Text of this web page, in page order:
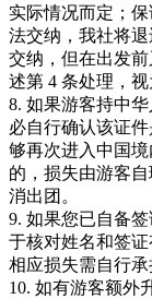
实际情况而定；
法交纳，我社将
交纳，但在出发
述第 4 条处理，视
8. 如果游客持中
必自行确认该证
够再次进入中国
的，损失由游客
消出团。
9. 如果您已自备
于核对姓名和签
相应损失需自行承
10. 如有游客额外